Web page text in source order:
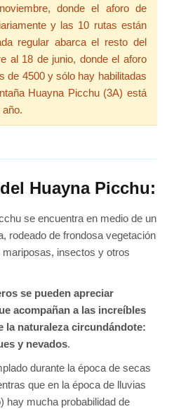
donde el aforo de
y las 10 rutas están
regular abarca el resto del
al 18 de junio, donde el aforo
de 4500 y sólo hay habilitadas
Huayna Picchu (3A) está
año.
Huayna Picchu:
se encuentra en medio de un
rodeado de frondosa vegetación
insectos y otros
se pueden apreciar
acompañan a las increíbles
la naturaleza circundándote:
y nevados.
durante la época de secas
que en la época de lluvias
hay mucha probabilidad de